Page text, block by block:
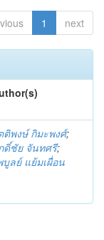
1 next
ติพงษ์ กิมะพงศ์;
ดิ์ชัย จันทศรี;
บูลย์ แย้มเผื่อน